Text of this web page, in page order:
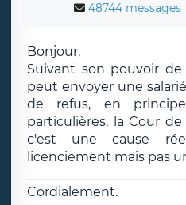
48744 messages
Bonjour,
Suivant son pouvoir
peut envoyer une
de refus, en
particulières, la Cour
c'est une cause
licenciement mais pas
Cordialement.